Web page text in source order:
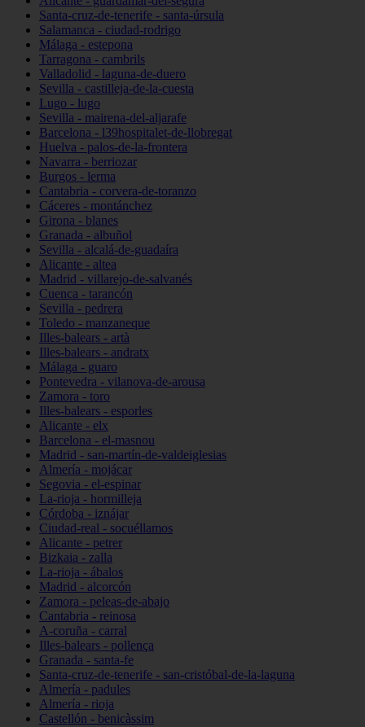
Santa-cruz-de-tenerife - santa-úrsula
Salamanca - ciudad-rodrigo
Málaga - estepona
Tarragona - cambrils
Valladolid - laguna-de-duero
Sevilla - castilleja-de-la-cuesta
Lugo - lugo
Sevilla - mairena-del-aljarafe
Barcelona - l39hospitalet-de-llobregat
Huelva - palos-de-la-frontera
Navarra - berriozar
Burgos - lerma
Cantabria - corvera-de-toranzo
Cáceres - montánchez
Girona - blanes
Granada - albuñol
Sevilla - alcalá-de-guadaíra
Alicante - altea
Madrid - villarejo-de-salvanés
Cuenca - tarancón
Sevilla - pedrera
Toledo - manzaneque
Illes-balears - artà
Illes-balears - andratx
Málaga - guaro
Pontevedra - vilanova-de-arousa
Zamora - toro
Illes-balears - esporles
Alicante - elx
Barcelona - el-masnou
Madrid - san-martín-de-valdeiglesias
Almería - mojácar
Segovia - el-espinar
La-rioja - hormilleja
Córdoba - iznájar
Ciudad-real - socuéllamos
Alicante - petrer
Bizkaia - zalla
La-rioja - ábalos
Madrid - alcorcón
Zamora - peleas-de-abajo
Cantabria - reinosa
A-coruña - carral
Illes-balears - pollença
Granada - santa-fe
Santa-cruz-de-tenerife - san-cristóbal-de-la-laguna
Almería - padules
Almería - rioja
Castellón - benicàssim